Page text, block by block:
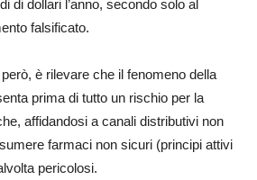
di dollari l’anno, secondo solo al
falsificato.
è rilevare che il fenomeno della
prima di tutto un rischio per la
affidandosi a canali distributivi non
farmaci non sicuri (principi attivi
pericolosi.